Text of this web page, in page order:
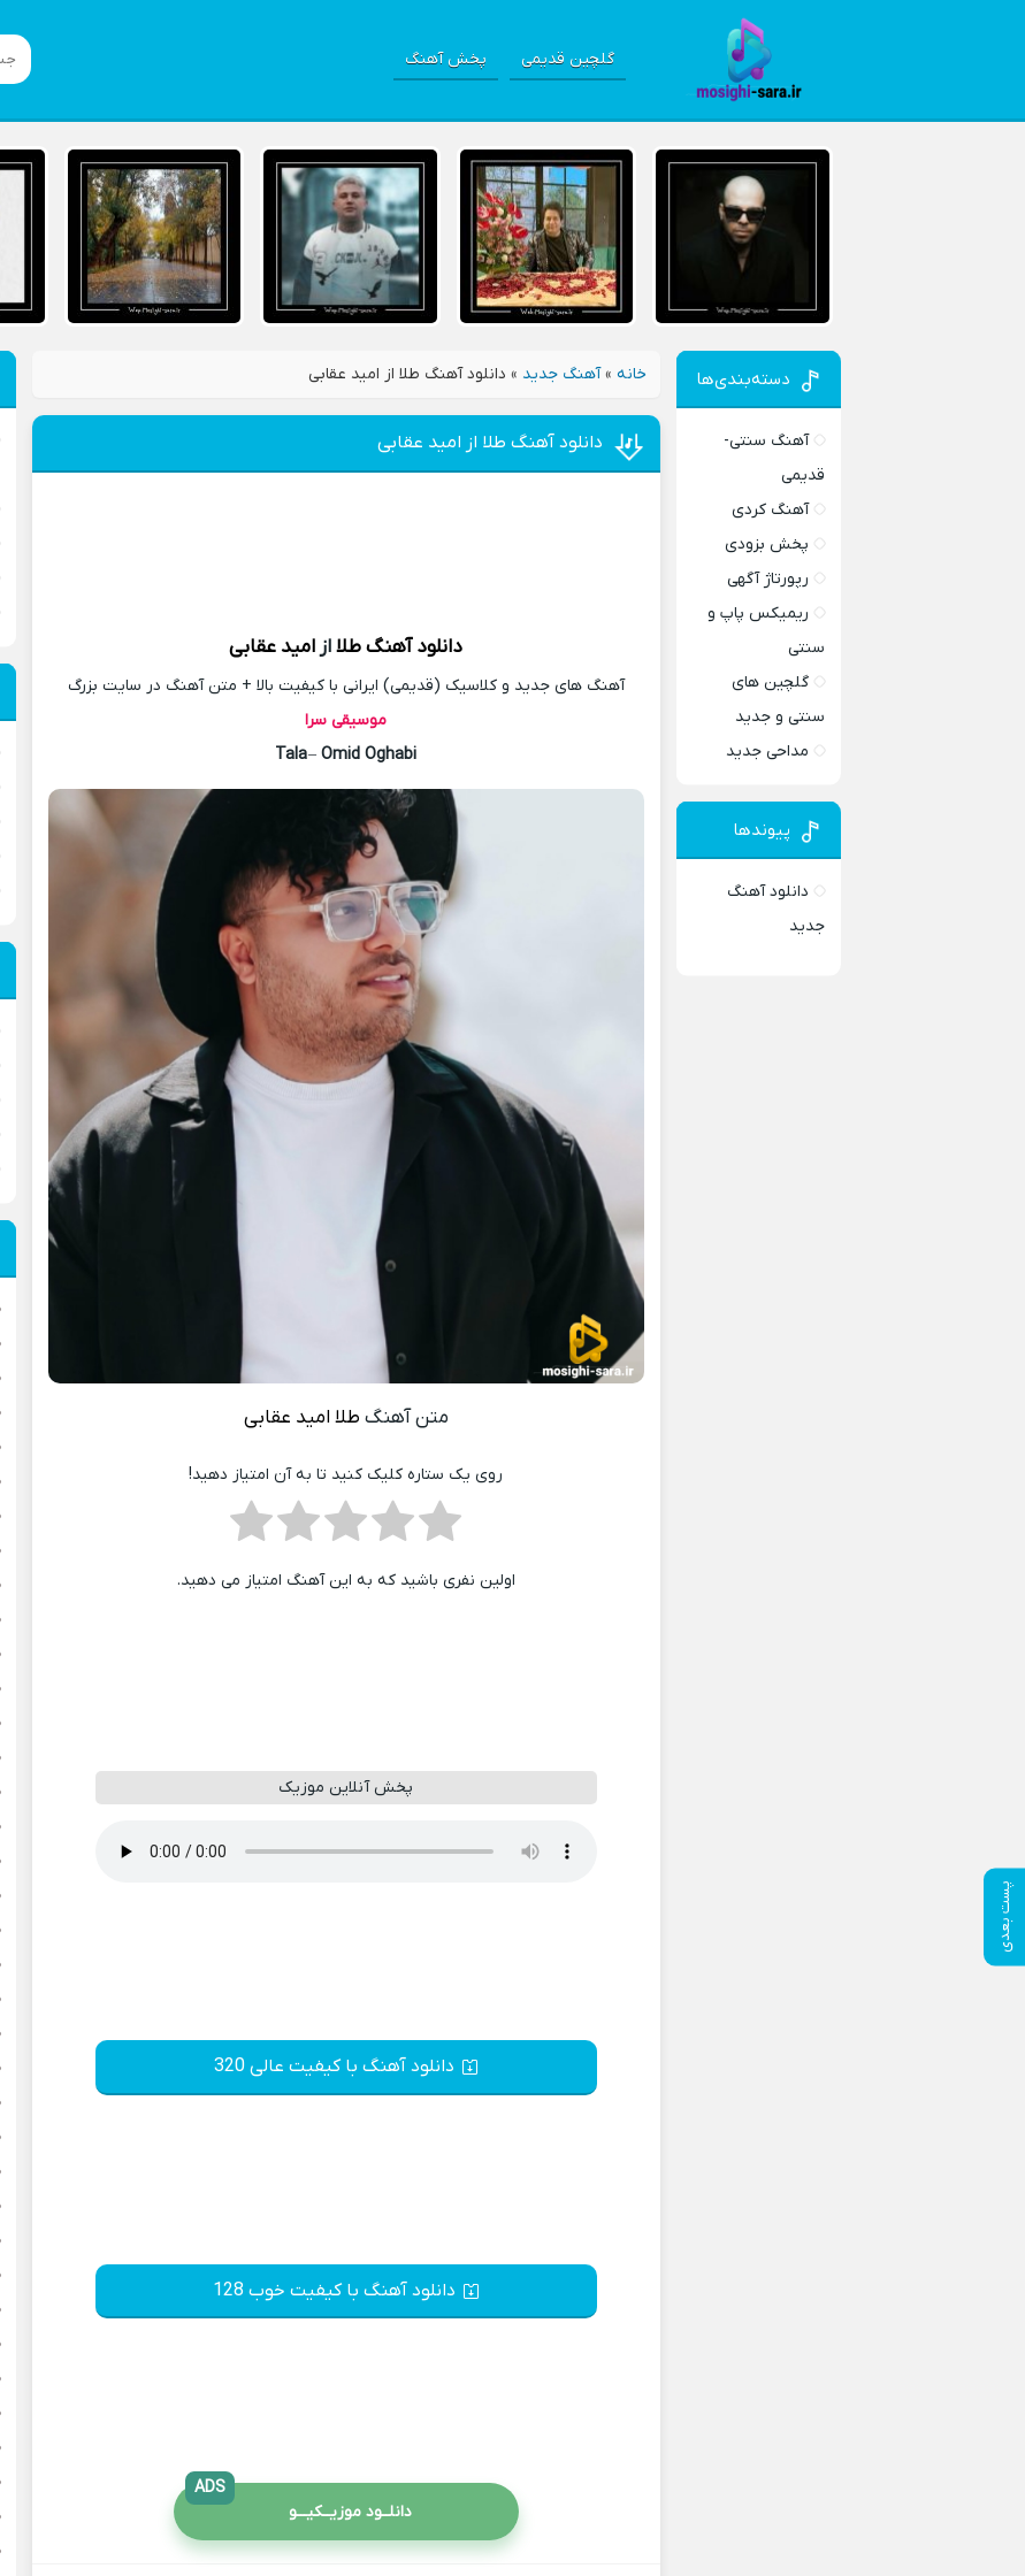
گلچین قدیمی پخش آهنگ
خانه »آهنگ جدید » دانلود آهنگ طلا از امید عقابی
پست بعدی
دانلود آهنگ طلا از امید عقابی
دانلود آهنگ طلا ازامید عقابی
آهنگ های جدید و کلاسیک (قدیمی) ایرانی با کیفیت بالا + متن آهنگ در سایت بزرگ
موسیقی سرا
Tala–Omid Oghabi
متن آهنگ طلا امید عقابی
روی یک ستاره کلیک کنید تا به آن امتیاز دهید!
اولین نفری باشید که به این آهنگ امتیاز می دهید.
پخش آنلاین موزیک
دانلود آهنگ با کیفیت عالی 320
دانلود آهنگ با کیفیت خوب 128
دانلــود موزیــکیـــو
ADS
دسته‌بندی‌ها
آهنگ سنتی-
قدیمی
آهنگ کردی
پخش بزودی
رپورتاژ آگهی
ریمیکس پاپ و
سنتی
گلچین های
سنتی و جدید
مداحی جدید
پیوندها
دانلود آهنگ
جدید